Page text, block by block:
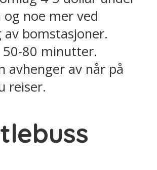
noe mer ved
av bomstasjoner.
50-80 minutter.
avhenger av når på
reiser.